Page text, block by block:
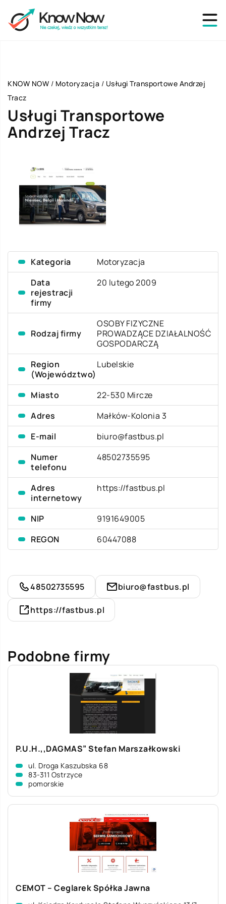
KNOW NOW / Motoryzacja / Usługi Transportowe Andrzej
Tracz
Usługi Transportowe
Andrzej Tracz
Kategoria
Motoryzacja
Data
rejestracji
firmy
20 lutego 2009
Rodzaj firmy
OSOBY FIZYCZNE
PROWADZĄCE DZIAŁALNOŚĆ
GOSPODARCZĄ
Region
(Województwo)
Lubelskie
Miasto
22-530 Mircze
Adres
Małków-Kolonia 3
E-mail
biuro@fastbus.pl
Numer
telefonu
48502735595
Adres
internetowy
https://fastbus.pl
NIP
9191649005
REGON
60447088
48502735595 biuro@fastbus.pl
https://fastbus.pl
Podobne firmy
P.U.H.,,DAGMAS” Stefan Marszałkowski
ul. Droga Kaszubska 68
83-311 Ostrzyce
pomorskie
CEMOT – Ceglarek Spółka Jawna